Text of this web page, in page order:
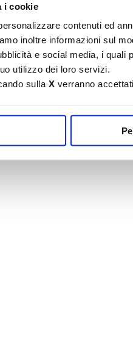
i cookie
contenuti ed
inoltre informazioni sul
e social media, i
utilizzo dei loro servizi.
sulla X verranno